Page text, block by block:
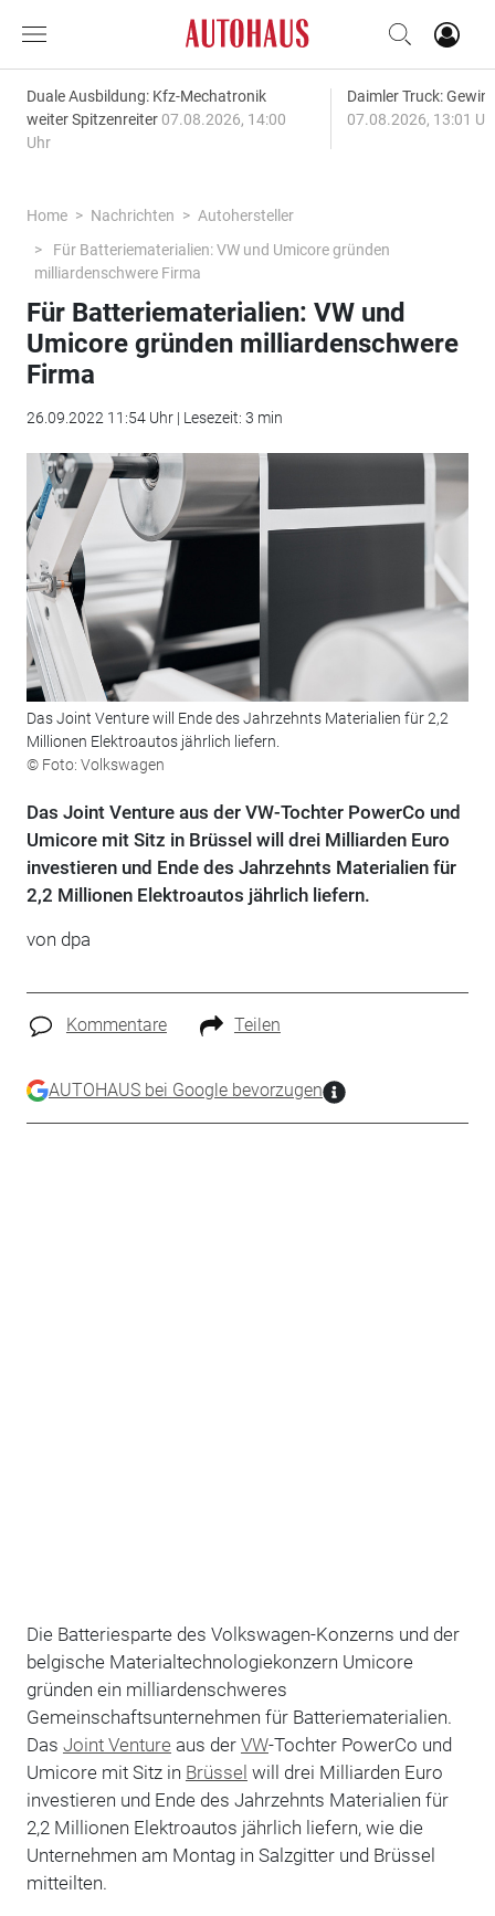
Duale Ausbildung: Kfz-Mechatronik
weiter Spitzenreiter 07.08.2026, 14:00
Uhr
Daimler Truck:
07.08.2026, 13:01
Home Nachrichten
Autohersteller
Für Batteriematerialien: VW und Umicore gründen
milliardenschwere Firma
Für Batteriematerialien: VW und
Umicore gründen milliardenschwere
Firma
26.09.2022 11:54 Uhr | Lesezeit: 3 min
Das Joint Venture will Ende des Jahrzehnts Materialien für 2,2
Millionen Elektroautos jährlich liefern.
© Foto: Volkswagen
Das Joint Venture aus der VW-Tochter PowerCo und
Umicore mit Sitz in Brüssel will drei Milliarden Euro
investieren und Ende des Jahrzehnts Materialien für
2,2 Millionen Elektroautos jährlich liefern.
von dpa
Kommentare Teilen
AUTOHAUS bei Google bevorzugen
Die Batteriesparte des Volkswagen-Konzerns und der
belgische Materialtechnologiekonzern Umicore
gründen ein milliardenschweres
Gemeinschaftsunternehmen für Batteriematerialien.
Das Joint Venture aus der VW-Tochter PowerCo und
Umicore mit Sitz in Brüssel will drei Milliarden Euro
investieren und Ende des Jahrzehnts Materialien für
2,2 Millionen Elektroautos jährlich liefern, wie die
Unternehmen am Montag in Salzgitter und Brüssel
mitteilten.